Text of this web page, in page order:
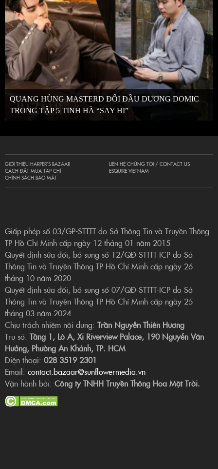
QUANG HÙNG MASTERD ĐỐI ĐẦU DƯƠNG DOMIC
TRONG TẬP 5 TINH HÀ “SAY HI”
GIỚI THIỆU HARPER’S BAZAAR
CÁCH ĐẶT MUA TẠP CHÍ
CHÍNH SÁCH BẢO MẬT
LIÊN HỆ CHÚNG TÔI / CONTACT US
ESQUIRE VIETNAM
Giấp phép số 03/GP-STTTT do Sở Thông Tin và Truyền Thông
TP Hồ Chí Minh cấp ngày 12 tháng 01 năm 2015
Quyết định sửa đổi, bổ sung số 12/QĐ-STTTT-ICP do Sở
Thông Tin và Truyền Thông TP Hồ Chí Minh cấp ngày 26
tháng 10 năm 2020
Quyết định sửa đổi, bổ sung số 07/QĐ-STTTT-ICP do Sở
Thông Tin và Truyền Thông TP Hồ Chí Minh cấp ngày 25
tháng 03 năm 2024
Chịu trách nhiệm nội dung: Trần Nguyễn Thiên Hương
Trụ sở: Tầng 1, Lô A, Xi Riverview Palace, 190 Nguyễn Văn
Hưởng, Phường An Khánh, TP. HCM
Điện thoại: 028 3519 2301
Email: contact.bazaar@sunflowermedia.vn
Vận hành bởi: Công ty TNHH Truyền Thông Hoa Mặt Trời.